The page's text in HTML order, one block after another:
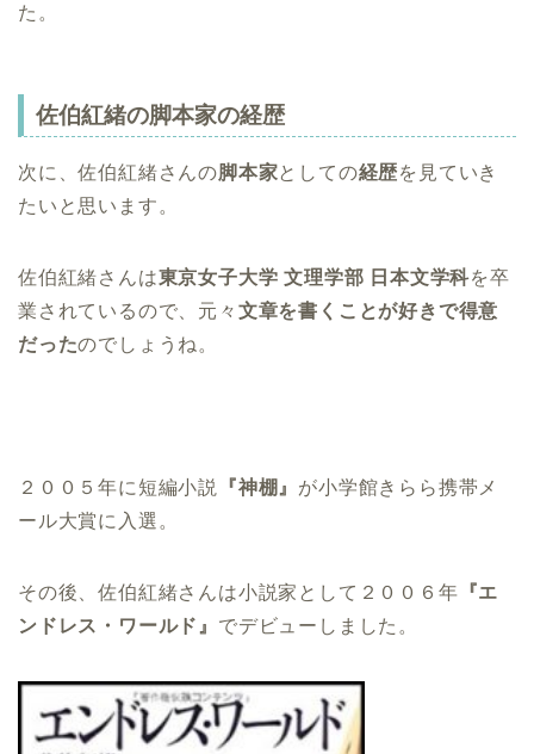
た。
佐伯紅緒の脚本家の経歴
次に、佐伯紅緒さんの脚本家としての経歴を見ていき
たいと思います。
佐伯紅緒さんは東京女子大学 文理学部 日本文学科を卒
業されているので、元々 文章を書くことが好きで得意
だったのでしょうね。
２００５年に短編小説 『神棚』 が小学館きらら携帯メ
ール大賞に入選。
その後、佐伯紅緒さんは小説家として２００６年 『エ
ンドレス・ワールド』 でデビューしました。